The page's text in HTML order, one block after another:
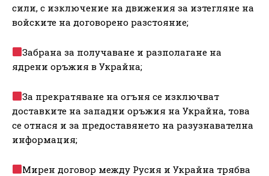
сили, с изключение на движения за изтегляне на
войските на договорено разстояние;
Забрана за получаване и разполагане на
ядрени оръжия в Украйна;
За прекратяване на огъня се изключват
доставките на западни оръжия на Украйна, това
се отнася и за предоставянето на разузнавателна
информация;
Мирен договор между Русия и Украйна трябва